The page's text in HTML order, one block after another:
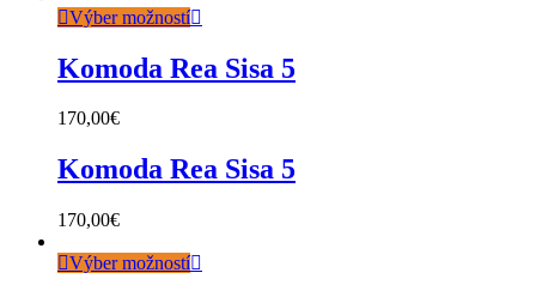
Výber možností
Komoda Rea Sisa 5
170,00€
Komoda Rea Sisa 5
170,00€
Výber možností